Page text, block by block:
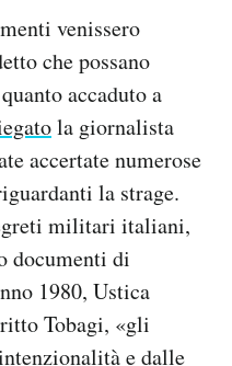
venissero
che possano
accaduto a
la giornalista
accertate numerose
la strage.
militari italiani,
documenti di
1980, Ustica
Tobagi, «gli
e dalle